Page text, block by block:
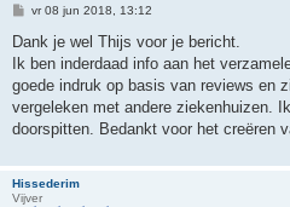
B
r
c
h
vr 08 jun 2018, 13:12
Dank je wel Thijs voor je bericht.
Ik ben inderdaad info aan het
goede indruk op basis van reviews en
vergeleken met andere ziekenhuizen.
doorspitten. Bedankt voor het creëren
Hissederim
Vijver